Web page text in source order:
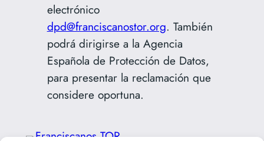
electrónico
dpd@franciscanostor.org. También
podrá dirigirse a la Agencia
Española de Protección de Datos,
para presentar la reclamación que
considere oportuna.